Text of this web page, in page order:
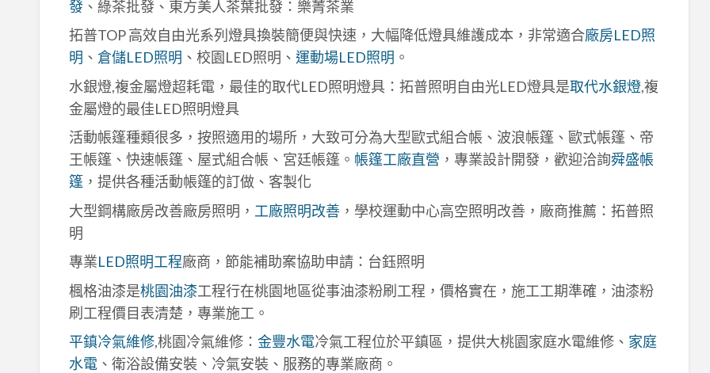
發、綠茶批發、東方美人茶葉批發：樂菁茶業
拓普TOP 高效自由光系列燈具換裝簡便與快速，大幅降低燈具維護成本，非常適合廠房LED照
明 、 倉儲LED照明 、校園LED照明、 運動場LED照明 。
水銀燈,複金屬燈超耗電，最佳的取代LED照明燈具：拓普照明自由光LED燈具是取代水銀燈,複
金屬燈的最佳LED照明燈具
活動帳篷種類很多，按照適用的場所，大致可分為大型歐式組合帳、波浪帳篷、歐式帳篷、帝
王帳篷、快速帳篷、屋式組合帳、宮廷帳篷。 帳篷工廠直營 ，專業設計開發，歡迎洽詢舜盛帳
篷，提供各種活動帳篷的訂做、客製化
大型鋼構廠房改善廠房照明， 工廠照明改善，學校運動中心高空照明改善，廠商推薦：拓普照
明
專業LED照明工程廠商，節能補助案協助申請：台鈺照明
楓格油漆是桃園油漆工程行在桃園地區從事油漆粉刷工程，價格實在，施工工期準確，油漆粉
刷工程價目表清楚，專業施工。
平鎮冷氣維修,桃園冷氣維修： 金豐水電冷氣工程位於平鎮區，提供大桃園家庭水電維修、 家庭
水電、衛浴設備安裝、冷氣安裝、服務的專業廠商。